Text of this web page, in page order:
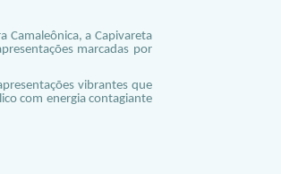
Camaleônica, a Capivareta
marcadas por
vibrantes que
com energia contagiante